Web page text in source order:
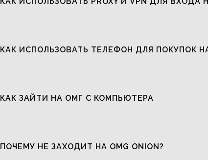
КАК ИСПОЛЬЗОВАТЬ ТЕЛЕФОН ДЛЯ ПОКУПОК
КАК ЗАЙТИ НА ОМГ С КОМПЬЮТЕРА
ПОЧЕМУ НЕ ЗАХОДИТ НА OMG ONION?